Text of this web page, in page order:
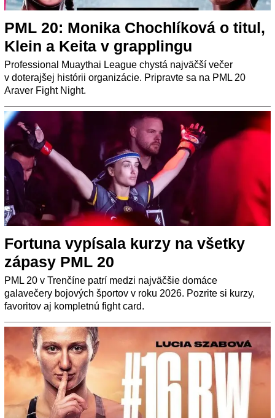
PML 20: Monika Chochlíková o titul,
Klein a Keita v grapplingu
Professional Muaythai League chystá najväčší večer
v doterajšej histórii organizácie. Pripravte sa na PML 20
Araver Fight Night.
Fortuna vypísala kurzy na všetky
zápasy PML 20
PML 20 v Trenčíne patrí medzi najväčšie domáce
galavečery bojových športov v roku 2026. Pozrite si kurzy,
favoritov aj kompletnú fight card.